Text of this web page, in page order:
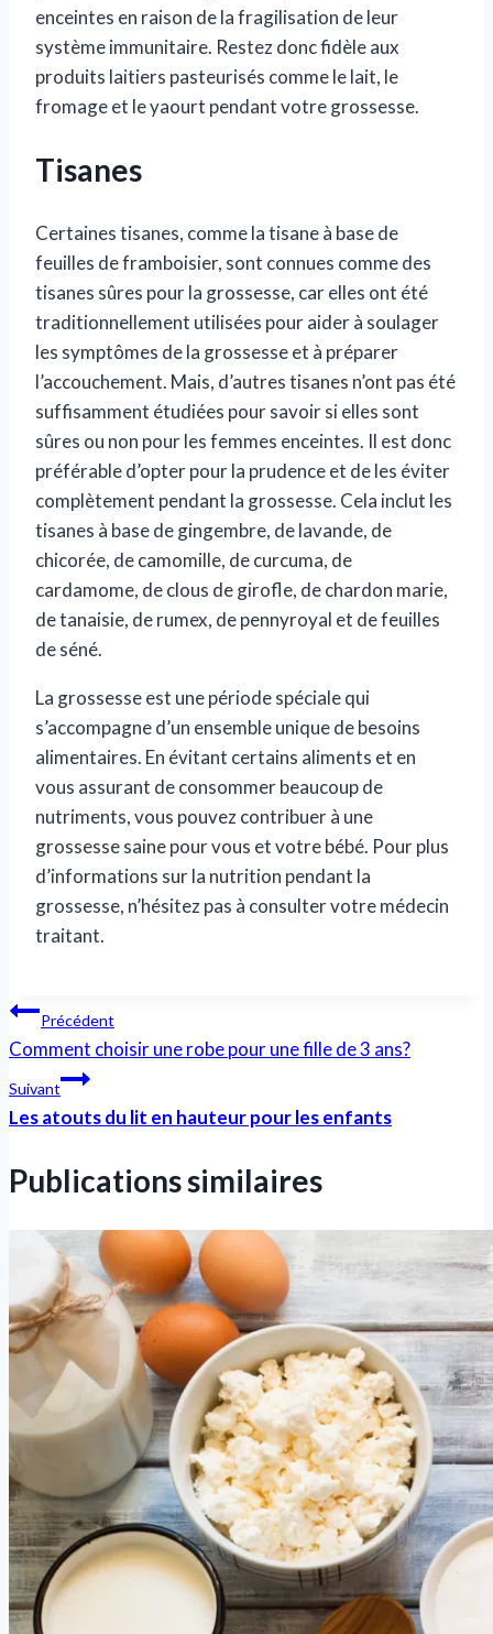
enceintes en raison de la fragilisation de leur
système immunitaire. Restez donc fidèle aux
produits laitiers pasteurisés comme le lait, le
fromage et le yaourt pendant votre grossesse.
Tisanes
Certaines tisanes, comme la tisane à base de
feuilles de framboisier, sont connues comme des
tisanes sûres pour la grossesse, car elles ont été
traditionnellement utilisées pour aider à soulager
les symptômes de la grossesse et à préparer
l’accouchement. Mais, d’autres tisanes n’ont pas été
suffisamment étudiées pour savoir si elles sont
sûres ou non pour les femmes enceintes. Il est donc
préférable d’opter pour la prudence et de les éviter
complètement pendant la grossesse. Cela inclut les
tisanes à base de gingembre, de lavande, de
chicorée, de camomille, de curcuma, de
cardamome, de clous de girofle, de chardon marie,
de tanaisie, de rumex, de pennyroyal et de feuilles
de séné.
La grossesse est une période spéciale qui
s’accompagne d’un ensemble unique de besoins
alimentaires. En évitant certains aliments et en
vous assurant de consommer beaucoup de
nutriments, vous pouvez contribuer à une
grossesse saine pour vous et votre bébé. Pour plus
d’informations sur la nutrition pendant la
grossesse, n’hésitez pas à consulter votre médecin
traitant.
Navigation
de
l’article
Précédent
Comment choisir une robe pour une fille de 3 ans?
Suivant
Les atouts du lit en hauteur pour les enfants
Publications similaires